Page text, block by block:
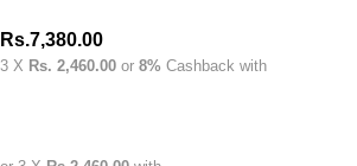
Rs.7,380.00
3 X Rs. 2,460.00 or 8% Cashback with